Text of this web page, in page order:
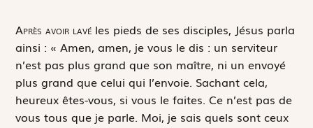
Après avoir lavé les pieds de ses disciples, Jésus parla
ainsi : « Amen, amen, je vous le dis : un serviteur
n’est pas plus grand que son maître, ni un envoyé
plus grand que celui qui l’envoie. Sachant cela,
heureux êtes-vous, si vous le faites. Ce n’est pas de
vous tous que je parle. Moi, je sais quels sont ceux